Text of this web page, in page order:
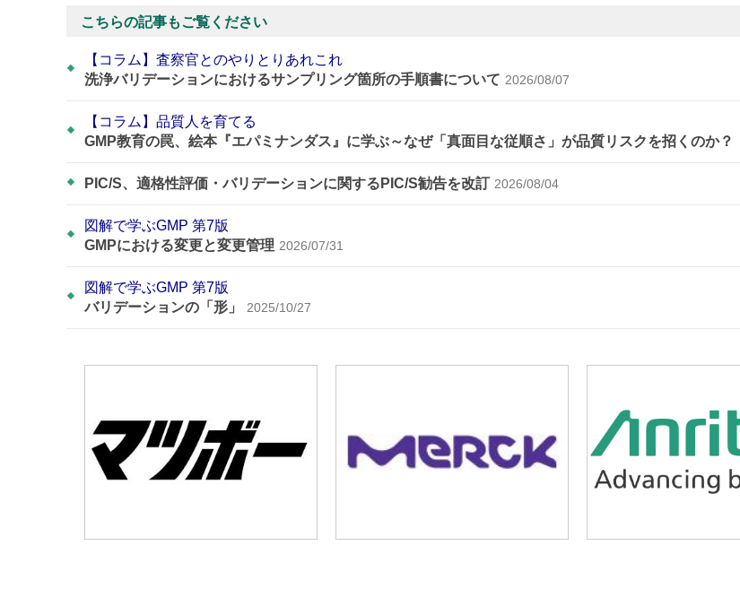
こちらの記事もご覧ください
【コラム】査察官とのやりとりあれこれ
洗浄バリデーションにおけるサンプリング箇所の手順書について 2026/08/07
【コラム】品質人を育てる
GMP教育の罠、絵本『エパミナンダス』に学ぶ～なぜ「真面目な従順さ」が品質リスクを招くのか？
PIC/S、適格性評価・バリデーションに関するPIC/S勧告を改訂 2026/08/04
図解で学ぶGMP 第7版
GMPにおける変更と変更管理 2026/07/31
図解で学ぶGMP 第7版
バリデーションの「形」
2025/10/27